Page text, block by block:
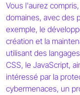
Vous l'aurez
domaines, avec des
exemple, le
création et la
utilisant des
CSS, le JavaScript,
intéressé par la
cybermenaces, un